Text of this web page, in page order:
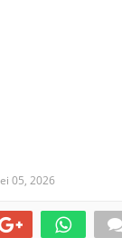
05, 2026